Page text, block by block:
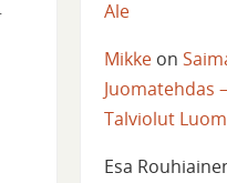
Ale
Mikkeon
Juomatehdas
Talviolut
Esa